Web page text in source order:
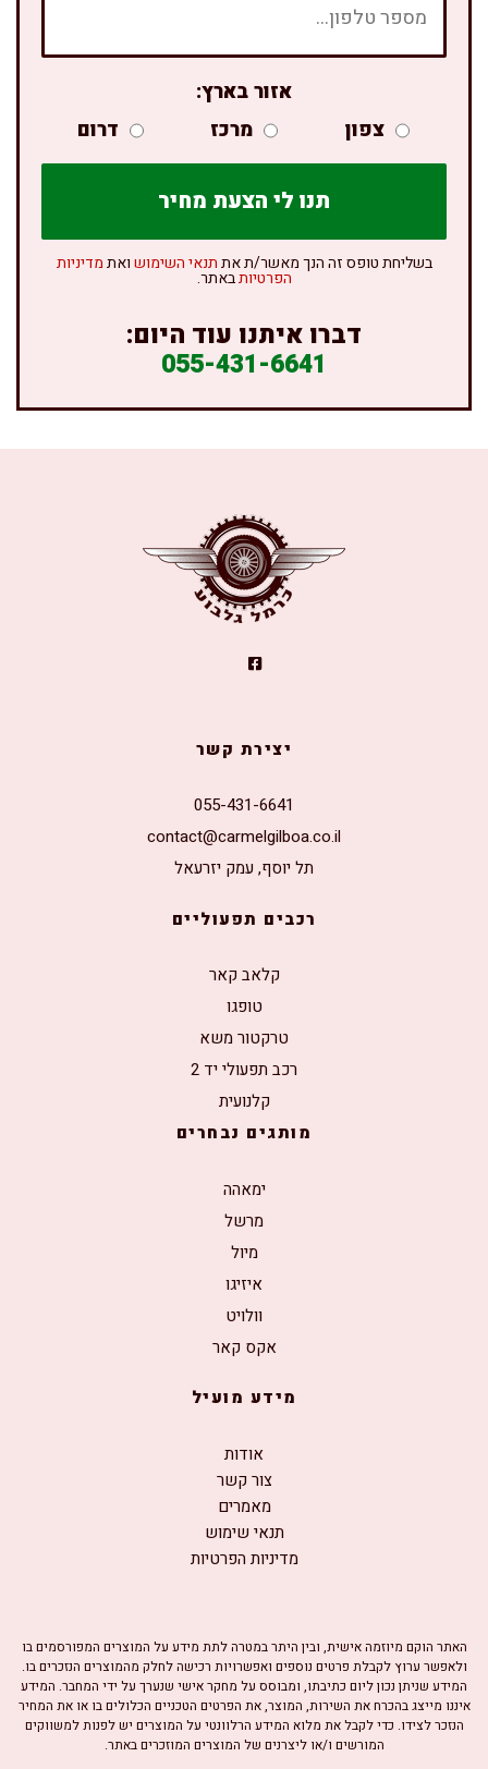
אזור בארץ:
צפון
מרכז דרום
בשליחת טופס זה הנך מאשר/ת אתתנאי השימושואתמדיניות
הפרטיותבאתר.
דברו איתנו עוד היום:
055-431-6641
יצירת קשר
055-431-6641
contact@carmelgilboa.co.il
תל יוסף, עמק יזרעאל
רכבים תפעוליים
קלאב קאר
טופגו
טרקטור משא
רכב תפעולי יד 2
קלנועית
מותגים נבחרים
ימאהה
מרשל
מיול
איזיגו
וולויט
אקס קאר
מידע מועיל
אודות
צור קשר
מאמרים
תנאי שימוש
מדיניות הפרטיות
האתר הוקם מיוזמה אישית, ובין היתר במטרה לתת מידע על המוצרים המפורסמים בו
ולאפשר ערוץ לקבלת פרטים נוספים ואפשרויות רכישה לחלק מהמוצרים הנזכרים בו.
המידע שניתן נכון ליום כתיבתו, ומבוסס על מחקר אישי שנערך על ידי המחבר. המידע
איננו מייצג בהכרח את השירות, המוצר, את הפרטים הטכניים הכלולים בו או את המחיר
הנזכר לצידו. כדי לקבל את מלוא המידע הרלוונטי על המוצרים יש לפנות למשווקים
המורשים ו/או ליצרנים של המוצרים המוזכרים באתר.